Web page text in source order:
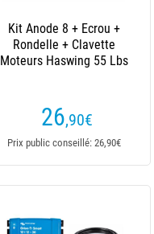
Kit Anode 8 + Ecrou +
Rondelle + Clavette
Moteurs Haswing 55 Lbs
26,90€
Prix public conseillé: 26,90€